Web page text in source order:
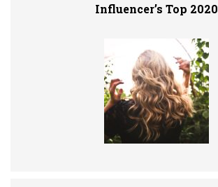
Influencer’s Top 2020